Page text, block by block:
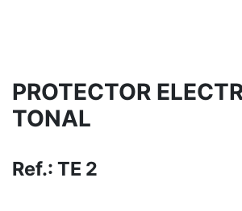
PROTECTOR
TONAL
Ref.: TE 2